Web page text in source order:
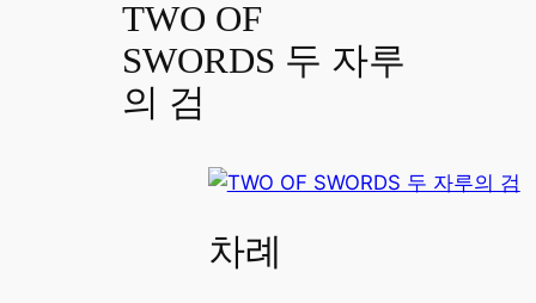
TWO OF
SWORDS 두 자루
의 검
차례